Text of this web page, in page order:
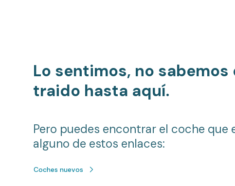
Lo sentimos, no
traido hasta aquí.
Pero puedes encontrar el coche que
alguno de estos enlaces:
Coches nuevos